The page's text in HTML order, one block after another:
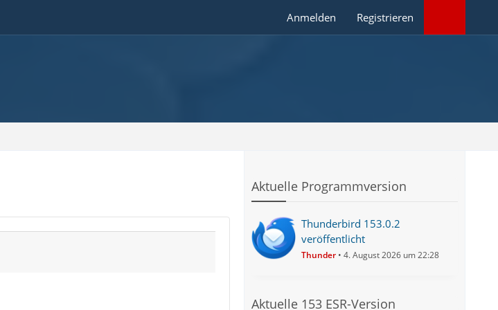
Anmelden Registrieren
Aktuelle Programmversion
Thunderbird 153.0.2
veröffentlicht
Thunder 4. August 2026 um 22:28
Aktuelle 153 ESR-Version